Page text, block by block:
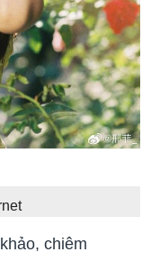
chiêm